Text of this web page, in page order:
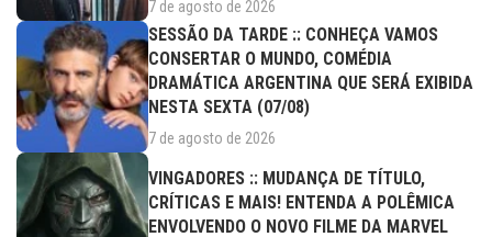
7 de agosto de 2026
SESSÃO DA TARDE :: CONHEÇA VAMOS
CONSERTAR O MUNDO, COMÉDIA
DRAMÁTICA ARGENTINA QUE SERÁ EXIBIDA
NESTA SEXTA (07/08)
7 de agosto de 2026
VINGADORES :: MUDANÇA DE TÍTULO,
CRÍTICAS E MAIS! ENTENDA A POLÊMICA
ENVOLVENDO O NOVO FILME DA MARVEL